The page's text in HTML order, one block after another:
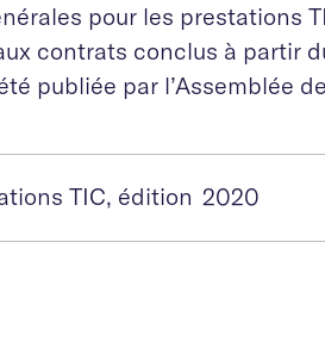
pour les prestations
contrats conclus à partir
publiée par l’Assemblée
TIC, édition 2020